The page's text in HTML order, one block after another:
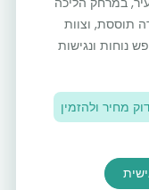
תוססת, וצוות
נוחות ונגישות
מחיר ולהזמין